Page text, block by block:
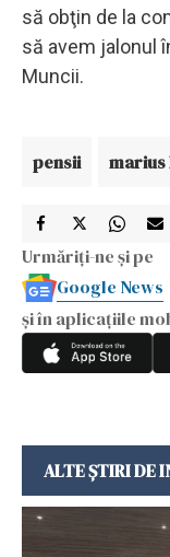
să obţin de la
să avem jalonul
Muncii.
pensii marius
Urmăriți-ne și pe
Google News
și în aplicațiile
ALTE ȘTIRI DE